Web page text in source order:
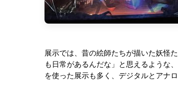
展示では、昔の絵師たちが描いた妖怪
も日常があるんだな」と思えるような
を使った展示も多く、デジタルとアナ